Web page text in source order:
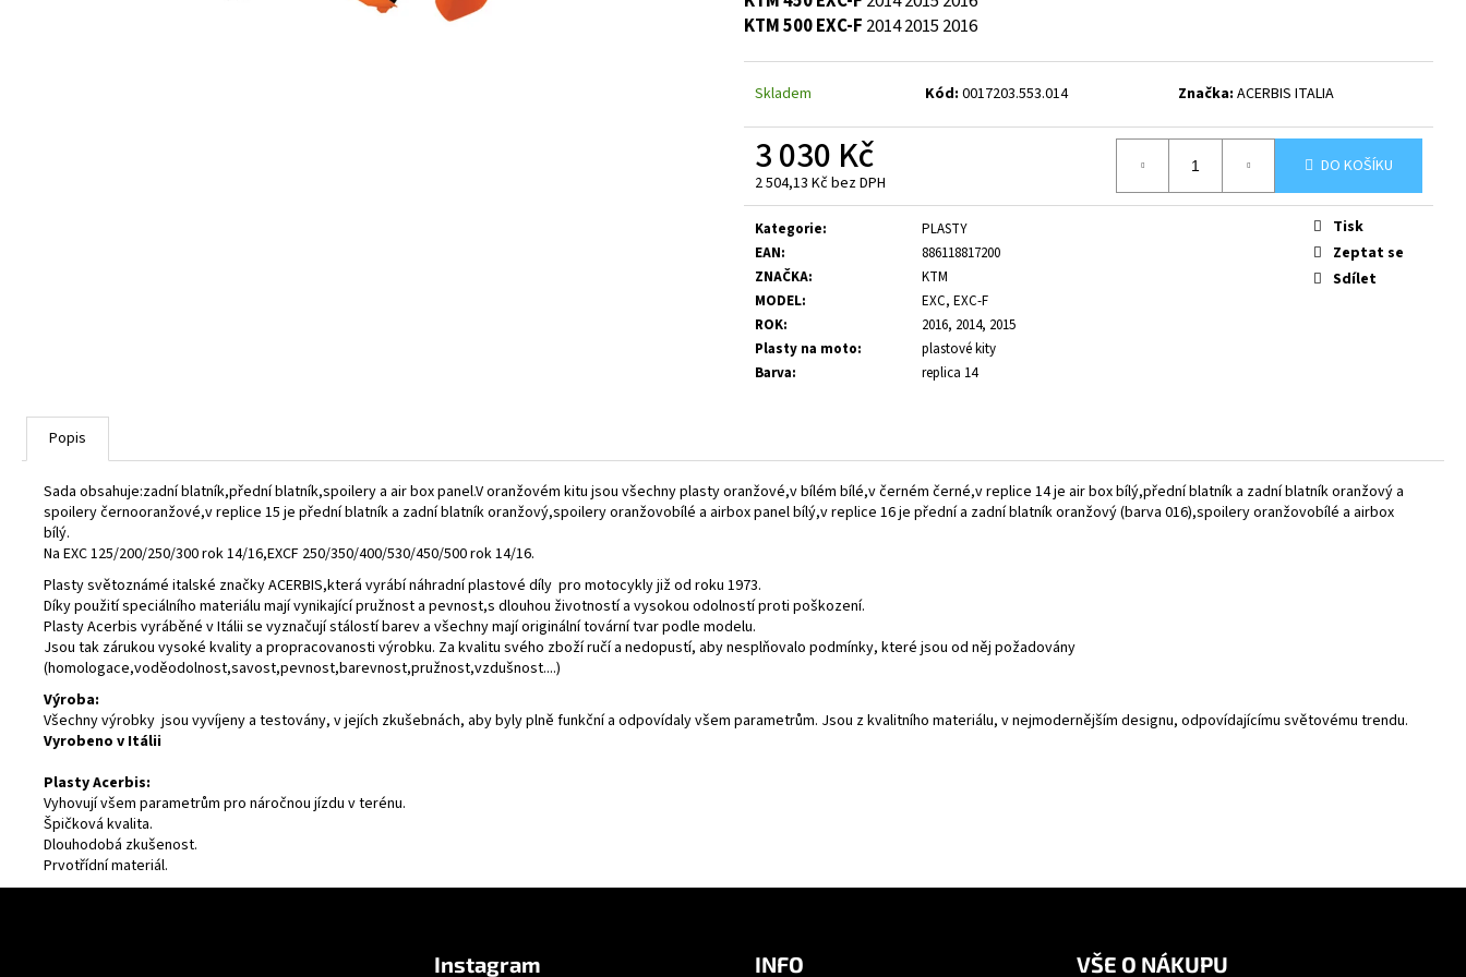
KTM 500 EXC-F 20142015 2016
Skladem Kód: 0017203.553.014 Značka: ACERBIS ITALIA
3 030 Kč
2 504,13 Kč bez DPH
Měrná
cena:
DO KOŠÍKU
Kategorie:
PLASTY
EAN:
886118817200
ZNAČKA:
KTM
MODEL:
EXC, EXC-F
ROK:
2016, 2014, 2015
Plasty na moto:
plastové kity
Barva: replica 14
Tisk
Zeptat se
Sdílet
Popis
Sada obsahuje:zadní blatník,přední blatník,spoilery a air box panel.V oranžovém kitu jsou všechny plasty oranžové,v bílém bílé,v černém černé,v replice 14 je air box bílý,přední blatník a zadní blatník oranžový a
spoilery černooranžové,v replice 15 je přední blatník a zadní blatník oranžový,spoilery oranžovobílé a airbox panel bílý,v replice 16 je přední a zadní blatník oranžový (barva 016),spoilery oranžovobílé a airbox
bílý.
Na EXC 125/200/250/300 rok 14/16,EXCF 250/350/400/530/450/500 rok 14/16.
Plasty světoznámé italské značky ACERBIS,která vyrábí náhradní plastové díly pro motocykly již od roku 1973.
Díky použití speciálního materiálu mají vynikající pružnost a pevnost,s dlouhou životností a vysokou odolností proti poškození.
Plasty Acerbis vyráběné v Itálii se vyznačují stálostí barev a všechny mají originální tovární tvar podle modelu.
Jsou tak zárukou vysoké kvality a propracovanosti výrobku. Za kvalitu svého zboží ručí a nedopustí, aby nesplňovalo podmínky, které jsou od něj požadovány
(homologace,voděodolnost,savost,pevnost,barevnost,pružnost,vzdušnost....)
Výroba:
Všechny výrobky jsou vyvíjeny a testovány, v jejích zkušebnách, aby byly plně funkční a odpovídaly všem parametrům. Jsou z kvalitního materiálu, v nejmodernějším designu, odpovídajícímu světovému trendu.
Vyrobeno v Itálii
Plasty Acerbis:
Vyhovují všem parametrům pro náročnou jízdu v terénu.
Špičková kvalita.
Dlouhodobá zkušenost.
Prvotřídní materiál.
Instagram INFO VŠE O NÁKUPU